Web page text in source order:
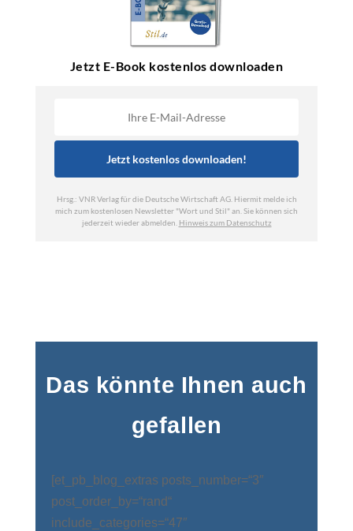
Das könnte Ihnen auch
gefallen
[et_pb_blog_extras posts_number=“3″
post_order_by=“rand“
include_categories=“47″